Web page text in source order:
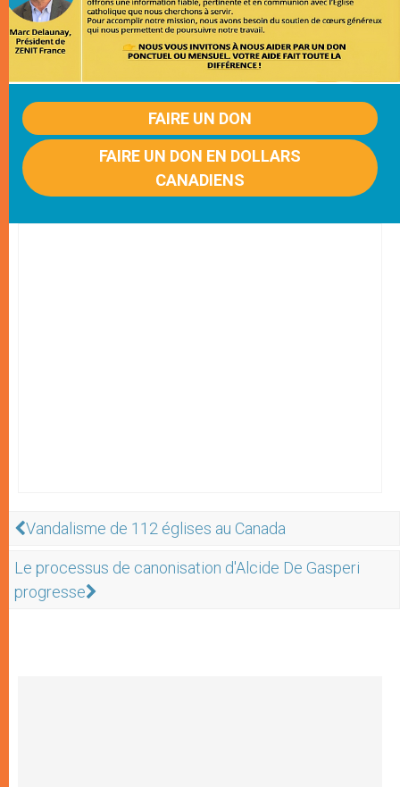
FAIRE UN DON
FAIRE UN DON EN DOLLARS
CANADIENS
Vandalisme de 112 églises au Canada
Le processus de canonisation d'Alcide De Gasperi
progresse